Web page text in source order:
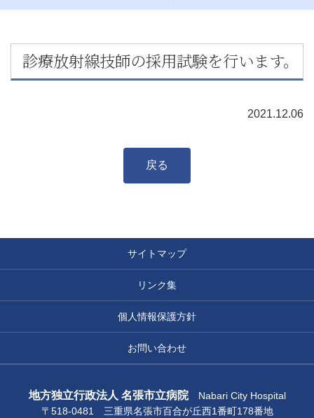
診療放射線技師の採用試験を行います。
2021.12.06
戻る
サイトマップ
リンク集
個人情報保護方針
お問い合わせ
地方独立行政法人 名張市立病院Nabari City Hospital
〒518-0481 三重県名張市百合が丘西1番町178番地